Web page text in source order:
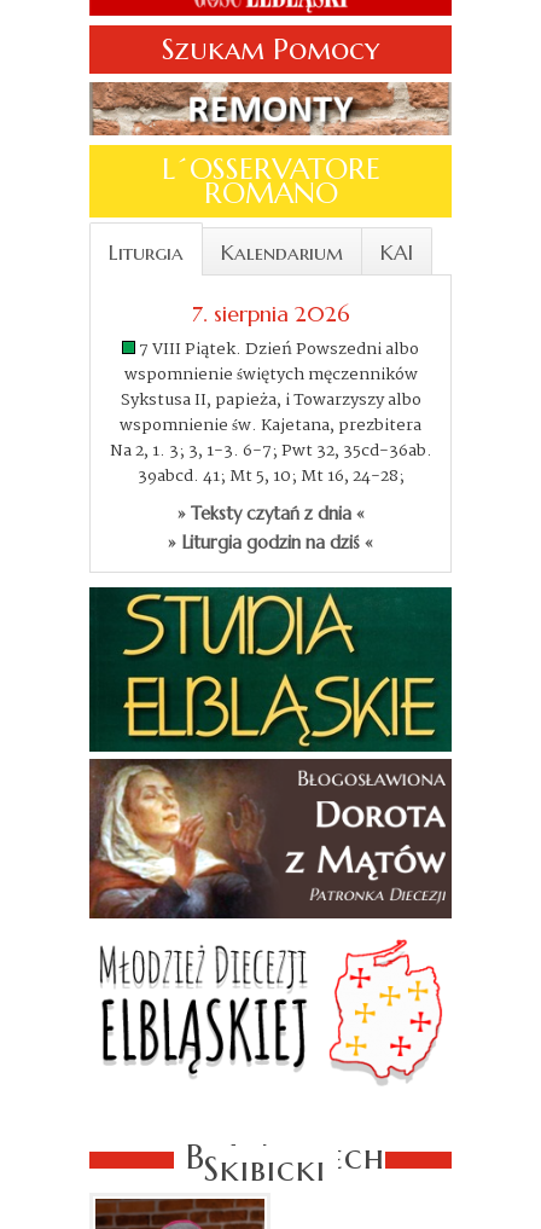
Szukam Pomocy
L´OSSERVATORE
ROMANO
Liturgia Kalendarium KAI
7. sierpnia 2026
7 VIII Piątek. Dzień Powszedni albo
wspomnienie świętych męczenników
Sykstusa II, papieża, i Towarzyszy albo
wspomnienie św. Kajetana, prezbitera
Na 2, 1. 3; 3, 1-3. 6-7; Pwt 32, 35cd-36ab.
39abcd. 41; Mt 5, 10; Mt 16, 24-28;
» Teksty czytań z dnia «
» Liturgia godzin na dziś «
Bp Wojciech
Skibicki